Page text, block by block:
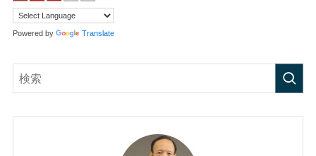
Powered by Translate